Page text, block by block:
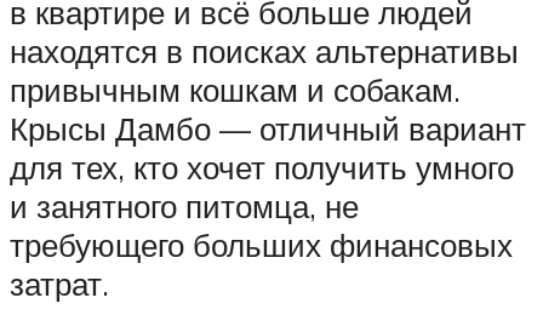
в квартире и всё больше людей
находятся в поисках альтернативы
привычным кошкам и собакам.
Крысы Дамбо — отличный вариант
для тех, кто хочет получить умного
и занятного питомца, не
требующего больших финансовых
затрат.